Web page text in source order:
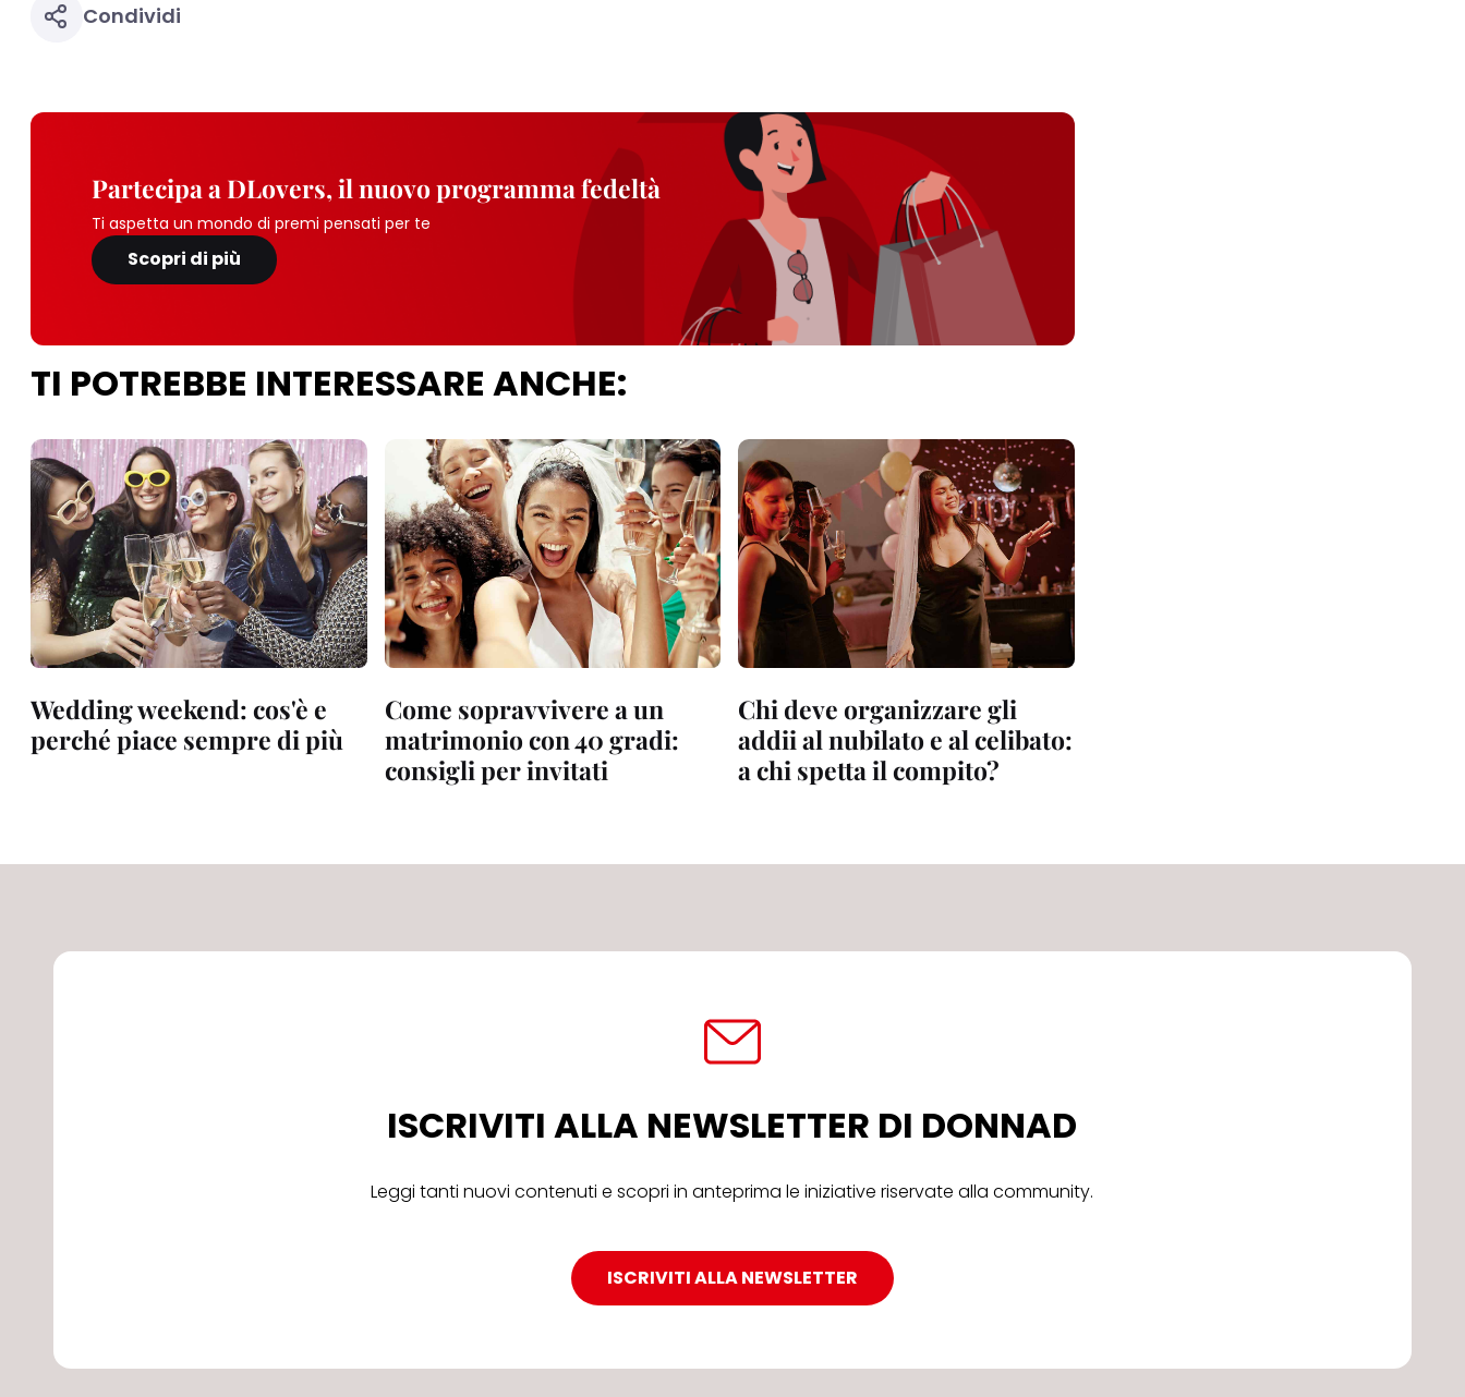
Condividi
Partecipa a DLovers, il nuovo programma fedeltà
Ti aspetta un mondo di premi pensati per te
Scopri di più
TI POTREBBE INTERESSARE ANCHE:
Wedding weekend: cos'è e
perché piace sempre di più
Come sopravvivere a un
matrimonio con 40 gradi:
consigli per invitati
Chi deve organizzare gli
addii al nubilato e al celibato:
a chi spetta il compito?
ISCRIVITI ALLA NEWSLETTER DI DONNAD
Leggi tanti nuovi contenuti e scopri in anteprima le iniziative riservate alla community.
ISCRIVITI ALLA NEWSLETTER